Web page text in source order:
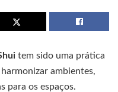
tem sido uma prática
ambientes,
para os espaços.